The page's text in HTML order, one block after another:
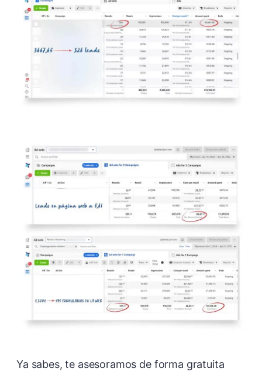
Ya sabes, te asesoramos de forma gratuita